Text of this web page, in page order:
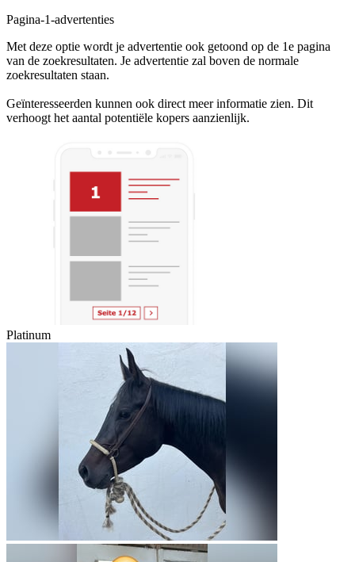
Pagina-1-advertenties
Met deze optie wordt je advertentie ook getoond op de 1e pagina
van de zoekresultaten. Je advertentie zal boven de normale
zoekresultaten staan.
Geïnteresseerden kunnen ook direct meer informatie zien. Dit
verhoogt het aantal potentiële kopers aanzienlijk.
Platinum